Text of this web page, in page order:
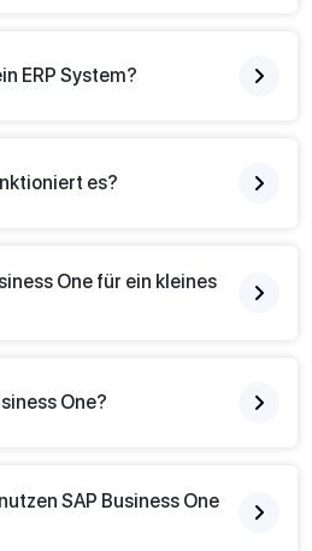
ERP System?
es?
One für ein kleines
One?
SAP Business One